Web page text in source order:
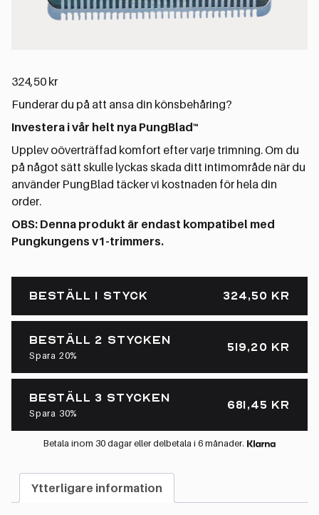
324,50 kr
Funderar du på att ansa din könsbehåring?
Investera i vår helt nya PungBlad™
Upplev oöverträffad komfort efter varje trimning. Om du
på något sätt skulle lyckas skada ditt intimområde när du
använder PungBlad täcker vi kostnaden för hela din
order.
OBS: Denna produkt är endast kompatibel med
Pungkungens v1-trimmers.
BESTÄLL 1 STYCK 324,50 KR
BESTÄLL 2 STYCKEN
Spara 20%
519,20 KR
BESTÄLL 3 STYCKEN
Spara 30%
681,45 KR
Betala inom 30 dagar eller delbetala i 6 månader.
Ytterligare information